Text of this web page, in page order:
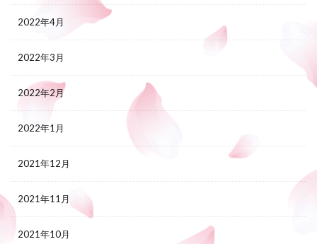
2022年4月
2022年3月
2022年2月
2022年1月
2021年12月
2021年11月
2021年10月